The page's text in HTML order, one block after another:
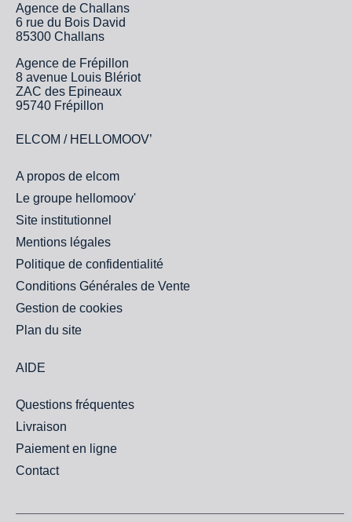
Agence de Challans
6 rue du Bois David
85300 Challans
Agence de Frépillon
8 avenue Louis Blériot
ZAC des Epineaux
95740 Frépillon
ELCOM / HELLOMOOV’
A propos de elcom
Le groupe hellomoov'
Site institutionnel
Mentions légales
Politique de confidentialité
Conditions Générales de Vente
Gestion de cookies
Plan du site
AIDE
Questions fréquentes
Livraison
Paiement en ligne
Contact